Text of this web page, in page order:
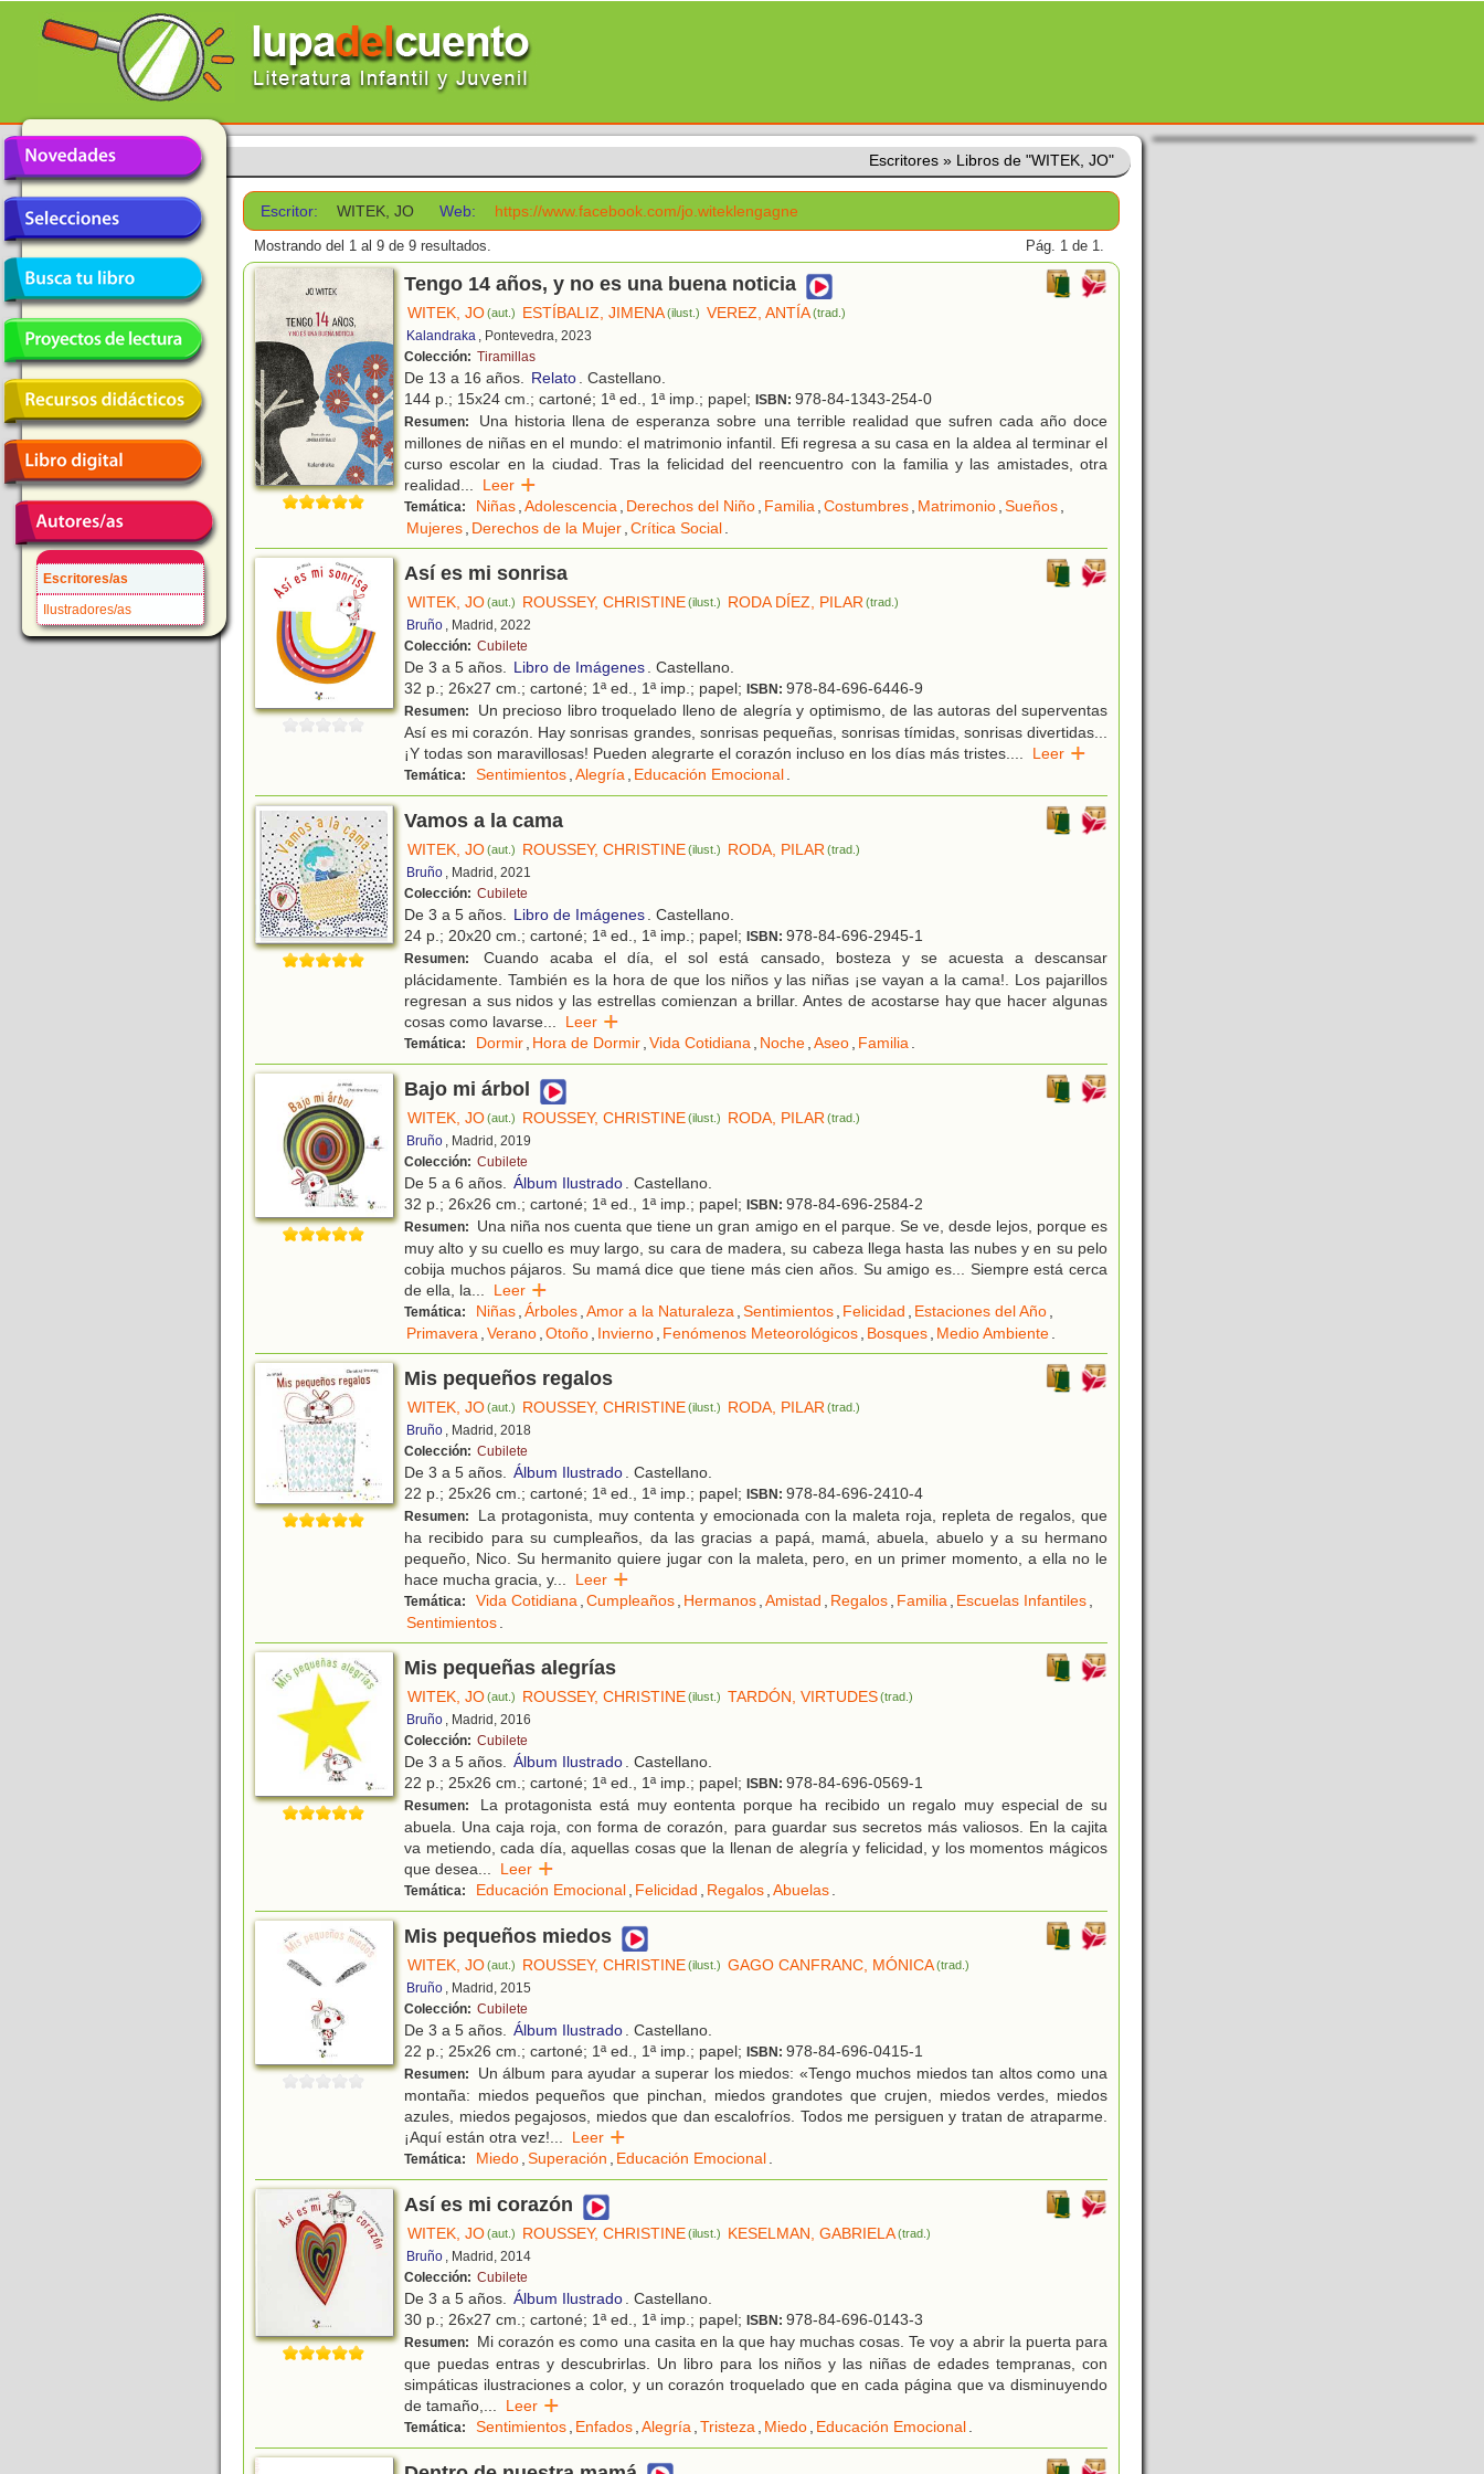
Escritores/as
Ilustradores/as
Escritores » Libros de "WITEK, JO"
Escritor: WITEK, JO Web: https://www.facebook.com/jo.witeklengagne
Mostrando del 1 al 9 de 9 resultados. Pág. 1 de 1.
Tengo 14 años, y no es una buena noticia
WITEK, JO(aut.) ESTÍBALIZ, JIMENA(ilust.) VEREZ, ANTÍA(trad.)
Kalandraka , Pontevedra, 2023
Colección: Tiramillas
De 13 a 16 años. Relato. Castellano.
144 p.; 15x24 cm.; cartoné; 1ª ed., 1ª imp.; papel; ISBN: 978-84-1343-254-0
Resumen:
Una historia llena de esperanza sobre una terrible realidad que sufren cada año doce
millones de niñas en el mundo: el matrimonio infantil. Efi regresa a su casa en la aldea al terminar el
curso escolar en la ciudad. Tras la felicidad del reencuentro con la familia y las amistades, otra
realidad... Leer
Temática: Niñas,Adolescencia, Derechos del Niño, Familia,Costumbres, Matrimonio,Sueños,
Mujeres, Derechos de la Mujer,Crítica Social.
Así es mi sonrisa
WITEK, JO(aut.) ROUSSEY, CHRISTINE(ilust.) RODA DÍEZ, PILAR (trad.)
Bruño , Madrid, 2022
Colección: Cubilete
De 3 a 5 años. Libro de Imágenes. Castellano.
32 p.; 26x27 cm.; cartoné; 1ª ed., 1ª imp.; papel; ISBN: 978-84-696-6446-9
Resumen:
Un precioso libro troquelado lleno de alegría y optimismo, de las autoras del superventas
Así es mi corazón. Hay sonrisas grandes, sonrisas pequeñas, sonrisas tímidas, sonrisas divertidas...
¡Y todas son maravillosas! Pueden alegrarte el corazón incluso en los días más tristes.... Leer
Temática: Sentimientos,Alegría, Educación Emocional.
Vamos a la cama
WITEK, JO(aut.) ROUSSEY, CHRISTINE(ilust.) RODA, PILAR (trad.)
Bruño , Madrid, 2021
Colección: Cubilete
De 3 a 5 años. Libro de Imágenes. Castellano.
24 p.; 20x20 cm.; cartoné; 1ª ed., 1ª imp.; papel; ISBN: 978-84-696-2945-1
Resumen:
Cuando acaba el día, el sol está cansado, bosteza y se acuesta a descansar
plácidamente. También es la hora de que los niños y las niñas ¡se vayan a la cama!. Los pajarillos
regresan a sus nidos y las estrellas comienzan a brillar. Antes de acostarse hay que hacer algunas
cosas como lavarse... Leer
Temática: Dormir, Hora de Dormir,Vida Cotidiana, Noche,Aseo, Familia.
Bajo mi árbol
WITEK, JO(aut.) ROUSSEY, CHRISTINE(ilust.) RODA, PILAR (trad.)
Bruño , Madrid, 2019
Colección: Cubilete
De 5 a 6 años. Álbum Ilustrado. Castellano.
32 p.; 26x26 cm.; cartoné; 1ª ed., 1ª imp.; papel; ISBN: 978-84-696-2584-2
Resumen:
Una niña nos cuenta que tiene un gran amigo en el parque. Se ve, desde lejos, porque es
muy alto y su cuello es muy largo, su cara de madera, su cabeza llega hasta las nubes y en su pelo
cobija muchos pájaros. Su mamá dice que tiene más cien años. Su amigo es... Siempre está cerca
de ella, la... Leer
Temática: Niñas,Árboles,Amor a la Naturaleza,Sentimientos, Felicidad , Estaciones del Año,
Primavera,Verano,Otoño, Invierno, Fenómenos Meteorológicos, Bosques, Medio Ambiente.
Mis pequeños regalos
WITEK, JO(aut.) ROUSSEY, CHRISTINE(ilust.) RODA, PILAR (trad.)
Bruño , Madrid, 2018
Colección: Cubilete
De 3 a 5 años. Álbum Ilustrado. Castellano.
22 p.; 25x26 cm.; cartoné; 1ª ed., 1ª imp.; papel; ISBN: 978-84-696-2410-4
Resumen:
La protagonista, muy contenta y emocionada con la maleta roja, repleta de regalos, que
ha recibido para su cumpleaños, da las gracias a papá, mamá, abuela, abuelo y a su hermano
pequeño, Nico. Su hermanito quiere jugar con la maleta, pero, en un primer momento, a ella no le
hace mucha gracia, y... Leer
Temática: Vida Cotidiana,Cumpleaños, Hermanos,Amistad , Regalos, Familia, Escuelas Infantiles,
Sentimientos.
Mis pequeñas alegrías
WITEK, JO(aut.) ROUSSEY, CHRISTINE(ilust.) TARDÓN, VIRTUDES (trad.)
Bruño , Madrid, 2016
Colección: Cubilete
De 3 a 5 años. Álbum Ilustrado. Castellano.
22 p.; 25x26 cm.; cartoné; 1ª ed., 1ª imp.; papel; ISBN: 978-84-696-0569-1
Resumen:
La protagonista está muy eontenta porque ha recibido un regalo muy especial de su
abuela. Una caja roja, con forma de corazón, para guardar sus secretos más valiosos. En la cajita
va metiendo, cada día, aquellas cosas que la llenan de alegría y felicidad, y los momentos mágicos
que desea... Leer
Temática: Educación Emocional, Felicidad , Regalos,Abuelas.
Mis pequeños miedos
WITEK, JO(aut.) ROUSSEY, CHRISTINE(ilust.) GAGO CANFRANC, MÓNICA(trad.)
Bruño , Madrid, 2015
Colección: Cubilete
De 3 a 5 años. Álbum Ilustrado. Castellano.
22 p.; 25x26 cm.; cartoné; 1ª ed., 1ª imp.; papel; ISBN: 978-84-696-0415-1
Resumen:
Un álbum para ayudar a superar los miedos: «Tengo muchos miedos tan altos como una
montaña: miedos pequeños que pinchan, miedos grandotes que crujen, miedos verdes, miedos
azules, miedos pegajosos, miedos que dan escalofríos. Todos me persiguen y tratan de atraparme.
¡Aquí están otra vez!... Leer
Temática: Miedo,Superación , Educación Emocional.
Así es mi corazón
WITEK, JO(aut.) ROUSSEY, CHRISTINE(ilust.) KESELMAN, GABRIELA(trad.)
Bruño , Madrid, 2014
Colección: Cubilete
De 3 a 5 años. Álbum Ilustrado. Castellano.
30 p.; 26x27 cm.; cartoné; 1ª ed., 1ª imp.; papel; ISBN: 978-84-696-0143-3
Resumen:
Mi corazón es como una casita en la que hay muchas cosas. Te voy a abrir la puerta para
que puedas entras y descubrirlas. Un libro para los niños y las niñas de edades tempranas, con
simpáticas ilustraciones a color, y un corazón troquelado que en cada página que va disminuyendo
de tamaño,... Leer
Temática: Sentimientos, Enfados,Alegría,Tristeza, Miedo, Educación Emocional.